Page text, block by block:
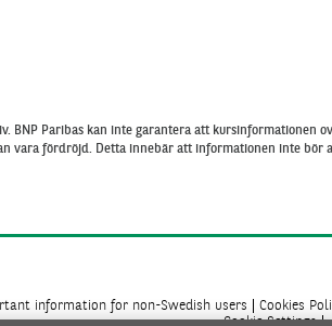
BNP Paribas kan inte garantera att kursinformationen
vara fördröjd. Detta innebär att informationen inte bör
information for non-Swedish users Cookies
Cookie Settings